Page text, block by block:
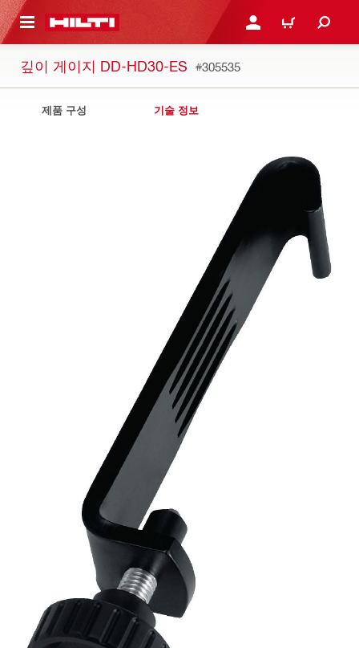
으로 건너뛰기 로그인 또는 회원가입
장바구니
깊이 게이지 DD-HD30-ES #305535
제품 구성 기술 정보